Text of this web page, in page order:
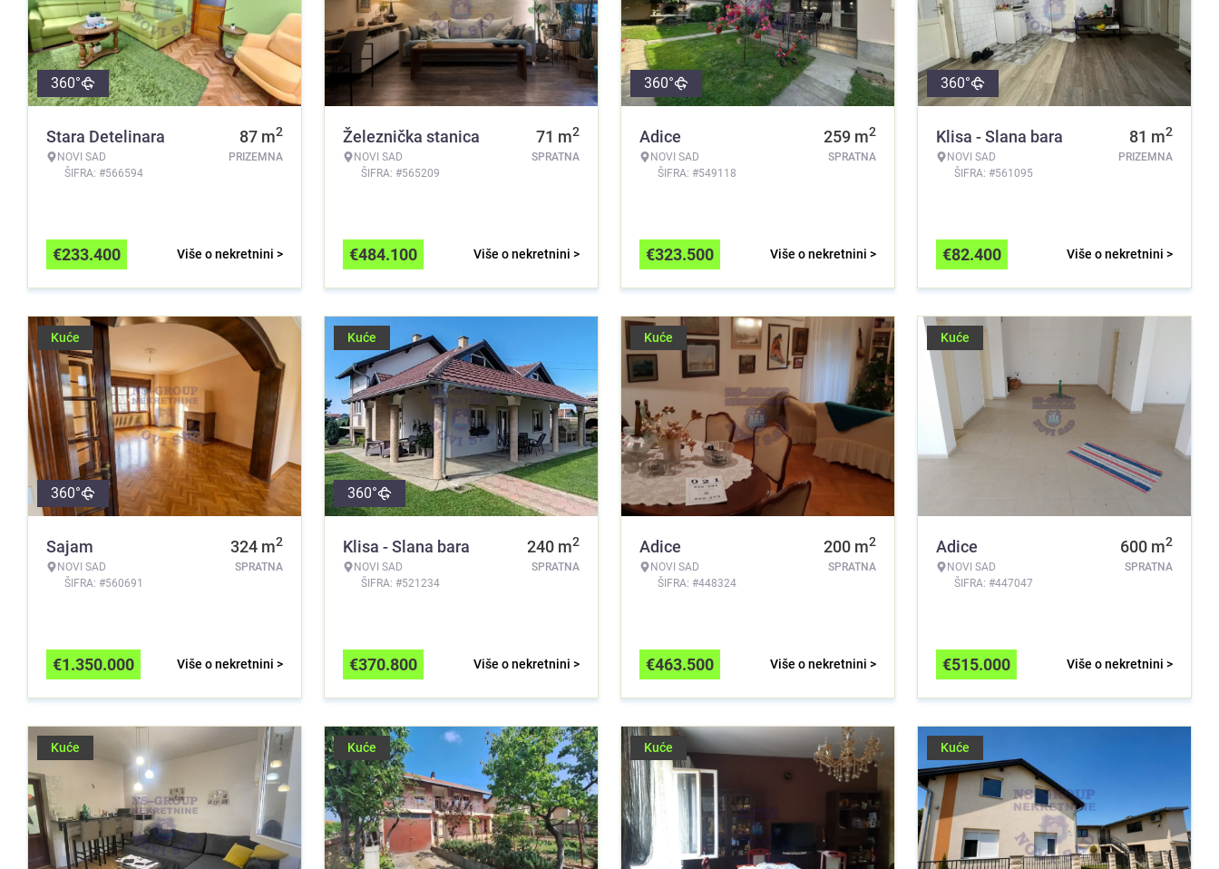
360°
Stara Detelinara
NOVI SAD
ŠIFRA: #566594
87 m2
PRIZEMNA
Više o nekretnini >
€233.400
Železnička stanica
NOVI SAD
ŠIFRA: #565209
71 m2
SPRATNA
Više o nekretnini >
€484.100
360°
Adice
NOVI SAD
ŠIFRA: #549118
259 m2
SPRATNA
Više o nekretnini >
€323.500
360°
Klisa - Slana bara
NOVI SAD
ŠIFRA: #561095
81 m2
PRIZEMNA
Više o nekretnini >
€82.400
Kuće
360°
Sajam
NOVI SAD
ŠIFRA: #560691
324 m2
SPRATNA
Više o nekretnini >
€1.350.000
Kuće
360°
Klisa - Slana bara
NOVI SAD
ŠIFRA: #521234
240 m2
SPRATNA
Više o nekretnini >
€370.800
Kuće
Adice
NOVI SAD
ŠIFRA: #448324
200 m2
SPRATNA
Više o nekretnini >
€463.500
Kuće
Adice
NOVI SAD
ŠIFRA: #447047
600 m2
SPRATNA
Više o nekretnini >
€515.000
Kuće Kuće Kuće Kuće